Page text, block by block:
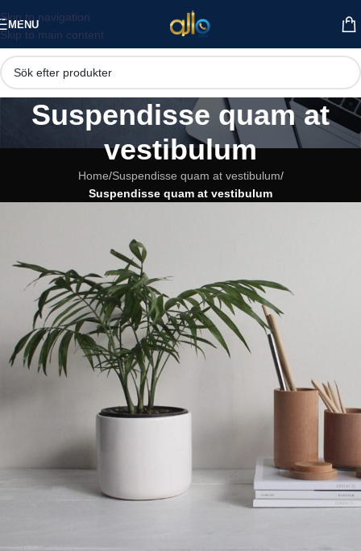
Skip to navigation
Skip to main content
MENU
Suspendisse quam at
vestibulum
Home/Suspendisse quam at vestibulum/
Suspendisse quam at vestibulum